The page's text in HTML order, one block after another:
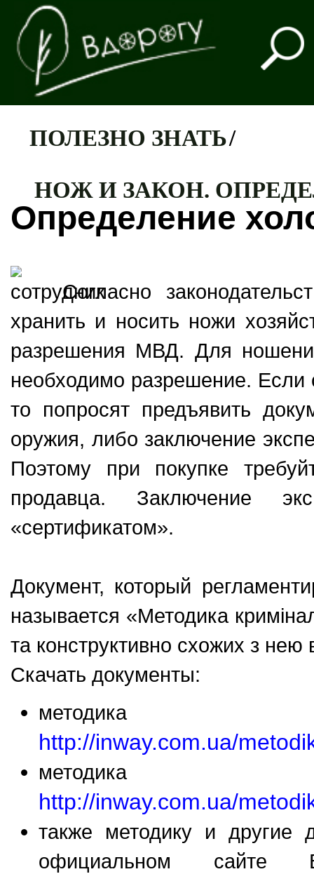
ПОЛЕЗНО ЗНАТЬ/
НОЖ И ЗАКОН.
Определение
Согласно
хранить и носить ножи
разрешения МВД. Для
необходимо разрешение.
то попросят предъявить
оружия, либо заключение
Поэтому при покупке
продавца. Заключение
«сертификатом».
Документ, который
называется «Методика
та конструктивно схожих з нею
Скачать документы:
http://inway.com.ua/
http://inway.com.ua/
также методику и
официальном